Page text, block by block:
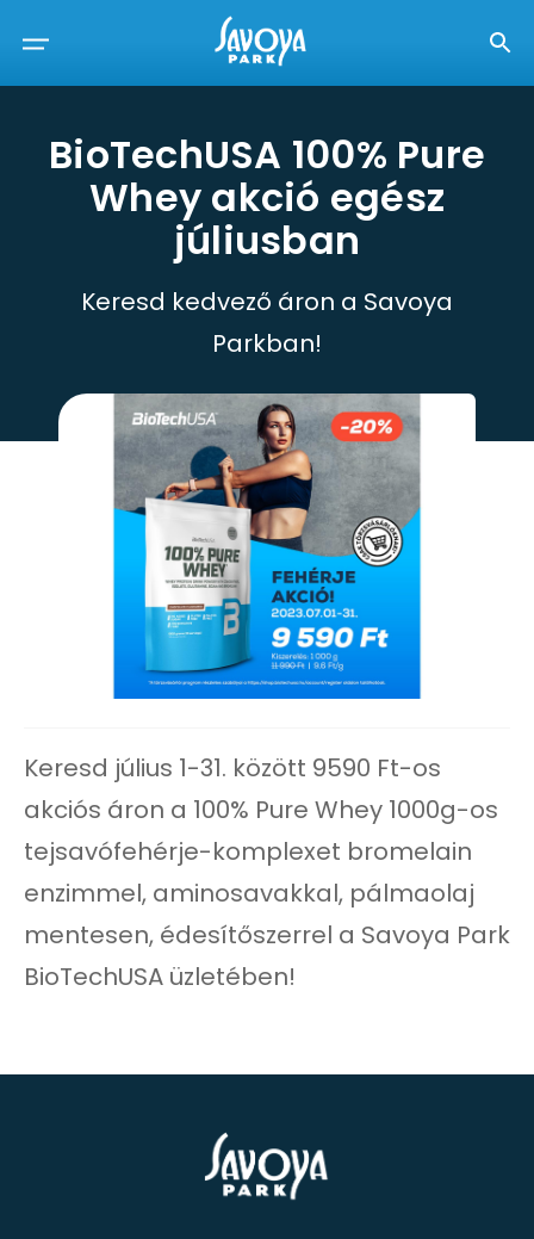
BioTechUSA 100% Pure
Whey akció egész
júliusban
Keresd kedvező áron a Savoya
Parkban!
Keresd július 1-31. között 9590 Ft-os
akciós áron a 100% Pure Whey 1000g-os
tejsavófehérje-komplexet bromelain
enzimmel, aminosavakkal, pálmaolaj
mentesen, édesítőszerrel a Savoya Park
BioTechUSA üzletében!